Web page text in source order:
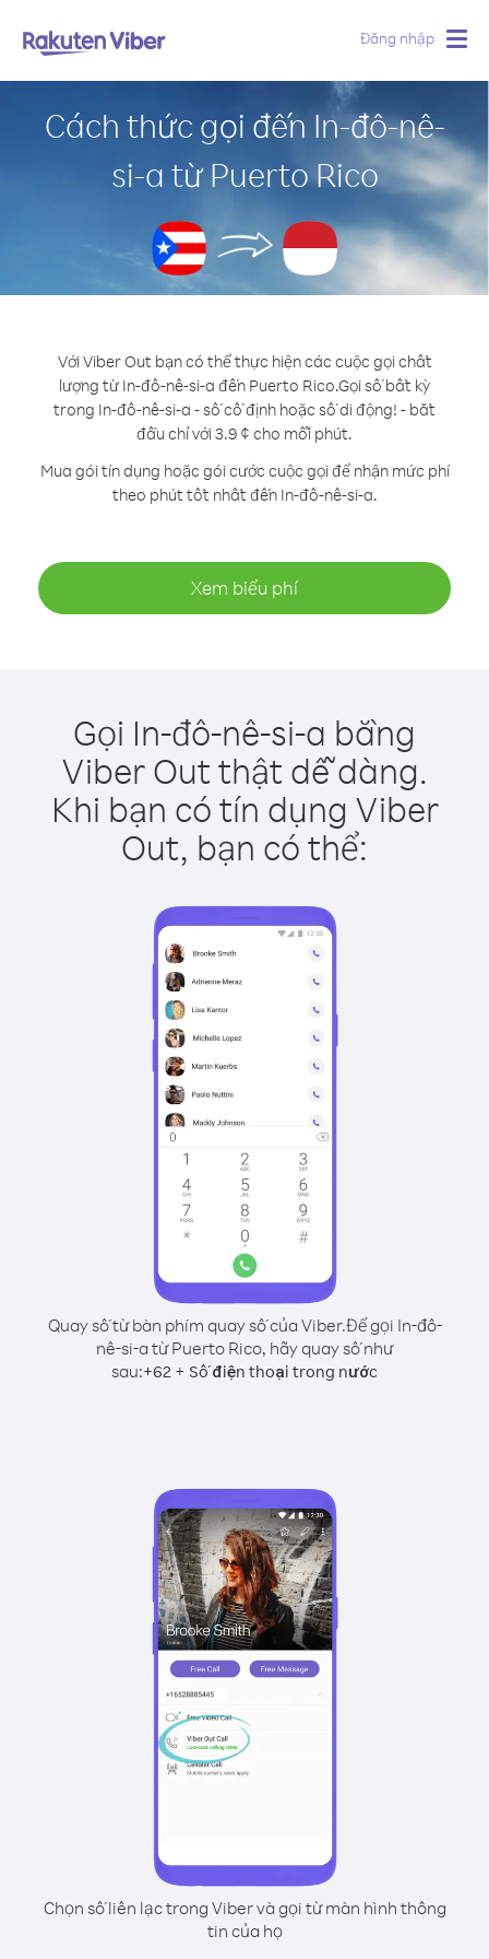
Đăng nhập
Cách thức gọi đến In-đô-nê-
si-a từ Puerto Rico
Với Viber Out bạn có thể thực hiện các cuộc gọi chất
lượng từ In-đô-nê-si-a đến Puerto Rico.Gọi số bất kỳ
trong In-đô-nê-si-a - số cố định hoặc số di động! - bắt
đầu chỉ với 3.9 ¢ cho mỗi phút.
Mua gói tín dụng hoặc gói cước cuộc gọi để nhận mức phí
theo phút tốt nhất đến In-đô-nê-si-a.
Xem biểu phí
Gọi In-đô-nê-si-a bằng
Viber Out thật dễ dàng.
Khi bạn có tín dụng Viber
Out, bạn có thể:
Quay số từ bàn phím quay số của Viber.Để gọi In-đô-
nê-si-a từ Puerto Rico, hãy quay số như
sau:+62 + Số điện thoại trong nước
Chọn số liên lạc trong Viber và gọi từ màn hình thông
tin của họ